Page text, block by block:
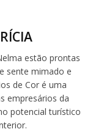
estão prontas
sente mimado e
de Cor é uma
empresários da
potencial turístico